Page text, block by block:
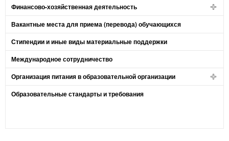
Финансово-хозяйственная деятельность
Вакантные места для приема (перевода) обучающихся
Стипендии и иные виды материальные поддержки
Международное сотрудничество
Организация питания в образовательной организации
Образовательные стандарты и требования